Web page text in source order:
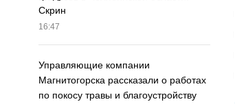
Скрин
16:47
Управляющие компании
Магнитогорска рассказали о работах
по покосу травы и благоустройству